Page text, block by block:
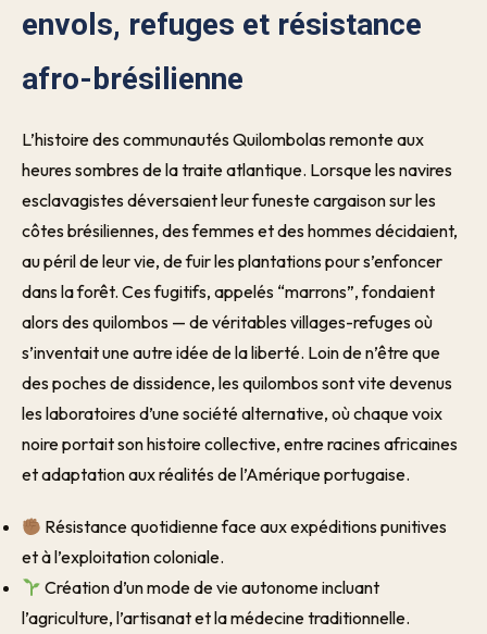
envols, refuges et résistance
afro-brésilienne
L’histoire des communautés Quilombolas remonte aux
heures sombres de la traite atlantique. Lorsque les navires
esclavagistes déversaient leur funeste cargaison sur les
côtes brésiliennes, des femmes et des hommes décidaient,
au péril de leur vie, de fuir les plantations pour s’enfoncer
dans la forêt. Ces fugitifs, appelés “marrons”, fondaient
alors des quilombos — de véritables villages-refuges où
s’inventait une autre idée de la liberté. Loin de n’être que
des poches de dissidence, les quilombos sont vite devenus
les laboratoires d’une société alternative, où chaque voix
noire portait son histoire collective, entre racines africaines
et adaptation aux réalités de l’Amérique portugaise.
Résistance quotidienne face aux expéditions punitives
et à l’exploitation coloniale.
Création d’un mode de vie autonome incluant
l’agriculture, l’artisanat et la médecine traditionnelle.